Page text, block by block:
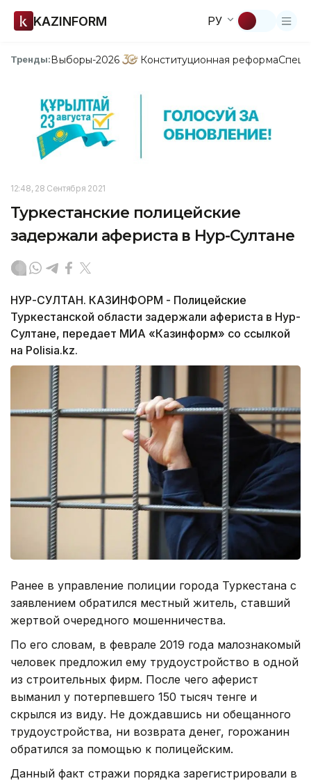
KAZINFORM РУ
Тренды:Выборы-2026 Конституционная реформа
12:48, 28 Сентября 2021
Туркестанские полицейские
задержали афериста в Нур-Султане
НУР-СУЛТАН. КАЗИНФОРМ - Полицейские
Туркестанской области задержали афериста в Нур-
Султане, передает МИА «Казинформ» со ссылкой
на Polisia.kz.
Ранее в управление полиции города Туркестана с
заявлением обратился местный житель, ставший
жертвой очередного мошенничества.
По его словам, в феврале 2019 года малознакомый
человек предложил ему трудоустройство в одной
из строительных фирм. После чего аферист
выманил у потерпевшего 150 тысяч тенге и
скрылся из виду. Не дождавшись ни обещанного
трудоустройства, ни возврата денег, горожанин
обратился за помощью к полицейским.
Данный факт стражи порядка зарегистрировали в